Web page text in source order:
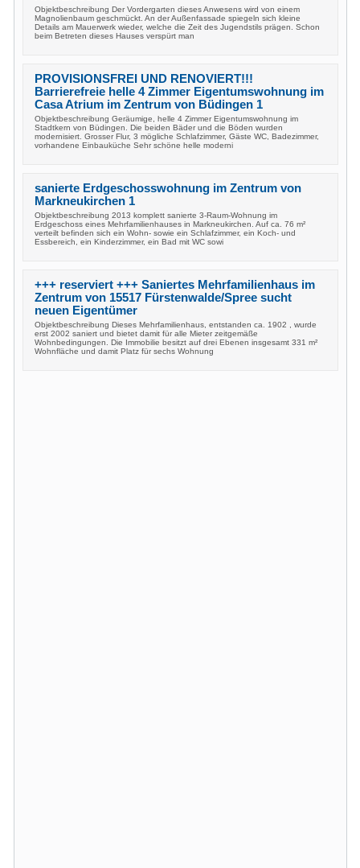
Objektbeschreibung Der Vordergarten dieses Anwesens wird von einem
Magnolienbaum geschmückt. An der Außenfassade spiegeln sich kleine
Details am Mauerwerk wieder, welche die Zeit des Jugendstils prägen. Schon
beim Betreten dieses Hauses verspürt man
PROVISIONSFREI UND RENOVIERT!!!
Barrierefreie helle 4 Zimmer Eigentumswohnung im
Casa Atrium im Zentrum von Büdingen 1
Objektbeschreibung Geräumige, helle 4 Zimmer Eigentumswohnung im
Stadtkern von Büdingen. Die beiden Bäder und die Böden wurden
modernisiert. Grosser Flur, 3 mögliche Schlafzimmer, Gäste WC, Badezimmer,
vorhandene Einbauküche Sehr schöne helle moderni
sanierte Erdgeschosswohnung im Zentrum von
Markneukirchen 1
Objektbeschreibung 2013 komplett sanierte 3-Raum-Wohnung im
Erdgeschoss eines Mehrfamilienhauses in Markneukirchen. Auf ca. 76 m²
verteilt befinden sich ein Wohn- sowie ein Schlafzimmer, ein Koch- und
Essbereich, ein Kinderzimmer, ein Bad mit WC sowi
+++ reserviert +++ Saniertes Mehrfamilienhaus im
Zentrum von 15517 Fürstenwalde/Spree sucht
neuen Eigentümer
Objektbeschreibung Dieses Mehrfamilienhaus, entstanden ca. 1902 , wurde
erst 2002 saniert und bietet damit für alle Mieter zeitgemäße
Wohnbedingungen. Die Immobilie besitzt auf drei Ebenen insgesamt 331 m²
Wohnfläche und damit Platz für sechs Wohnung